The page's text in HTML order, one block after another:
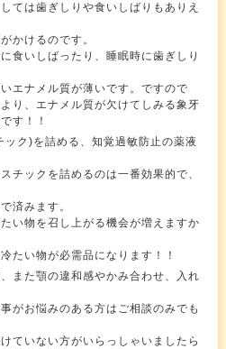
ては歯ぎしりや食いしばりもありえ
かけるのです。
食いしばったり、睡眠時に歯ぎしり
エナメル質が薄いです。ですので
り、エナメル質が欠けてしみる象牙
す！！
ク)を詰める、知覚過敏防止の薬液
チックを詰めるのは一番効果的で、
済みます。
い物を召し上がる機会が増えますか
たい物が必需品になります！！
また顎の違和感やかみ合わせ、入れ
がお悩みのある方はご相談のみでも
ていない方がいらっしゃいましたら